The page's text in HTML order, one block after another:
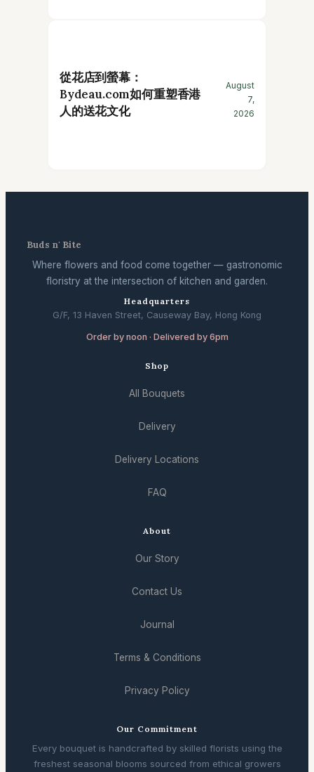
從花店到螢幕：
Bydeau.com如何重塑香港
人的送花文化
August
7,
2026
Buds n' Bite
Where flowers and food come together — gastronomic
floristry at the intersection of kitchen and garden.
Headquarters
G/F, 13 Haven Street, Causeway Bay, Hong Kong
Order by noon · Delivered by 6pm
Shop
All Bouquets
Delivery
Delivery Locations
FAQ
About
Our Story
Contact Us
Journal
Terms & Conditions
Privacy Policy
Our Commitment
Every bouquet is handcrafted by skilled florists using the
freshest seasonal blooms sourced from ethical growers